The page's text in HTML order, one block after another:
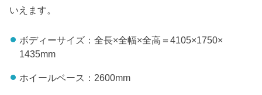
いえます。
ボディーサイズ：全長×全幅×全高＝4105×1750×
1435mm
ホイールベース：2600mm